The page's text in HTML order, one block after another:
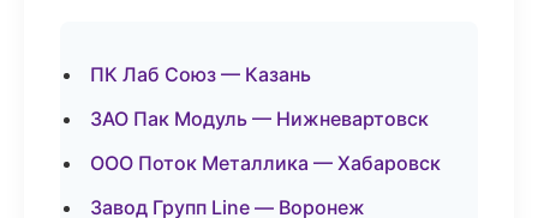
ПК Лаб Союз — Казань
ЗАО Пак Модуль — Нижневартовск
ООО Поток Металлика — Хабаровск
Завод Групп Line — Воронеж